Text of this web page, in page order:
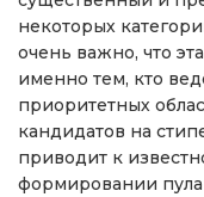
некоторых
очень важно, что
именно тем, кто
приоритетных
кандидатов на
приводит к
формировании